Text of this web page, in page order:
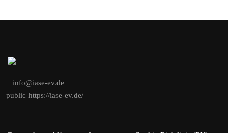
info@iase-ev.de
public https://iase-ev.de/